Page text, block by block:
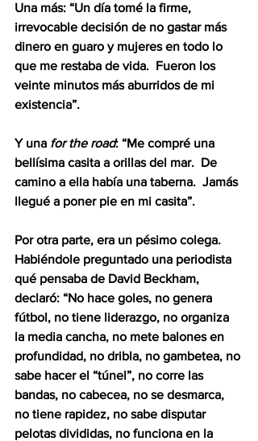
Una más: “Un día tomé la firme,
irrevocable decisión de no gastar más
dinero en guaro y mujeres en todo lo
que me restaba de vida.  Fueron los
veinte minutos más aburridos de mi
existencia”.
Y una for the road: “Me compré una
bellísima casita a orillas del mar.  De
camino a ella había una taberna.  Jamás
llegué a poner pie en mi casita”.
Por otra parte, era un pésimo colega.
Habiéndole preguntado una periodista
qué pensaba de David Beckham,
declaró: “No hace goles, no genera
fútbol, no tiene liderazgo, no organiza
la media cancha, no mete balones en
profundidad, no dribla, no gambetea, no
sabe hacer el “túnel”, no corre las
bandas, no cabecea, no se desmarca,
no tiene rapidez, no sabe disputar
pelotas divididas, no funciona en la